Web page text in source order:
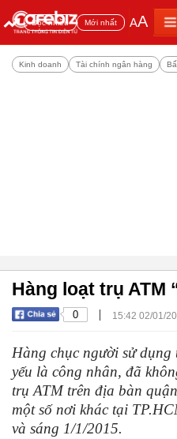
Đọc nhiều Mới nhất AA
Kinh doanh Tài chính ngân hàng
Hàng loạt trụ ATM
0 | 15:42 02/01/
Hàng chục người sử dụng
yếu là công nhân, đã
trụ ATM trên địa bàn
một số nơi khác tại
và sáng 1/1/2015.